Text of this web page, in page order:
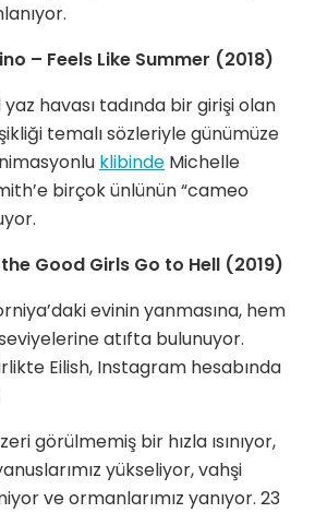
– Feels Like Summer (2018)
yaz havası tadında bir girişi olan
temalı sözleriyle günümüze
klibinde Michelle
birçok ünlünün “cameo
Good Girls Go to Hell (2019)
evinin yanmasına, hem
atıfta bulunuyor.
Eilish, Instagram hesabında
görülmemiş bir hızla ısınıyor,
yükseliyor, vahşi
ve ormanlarımız yanıyor. 23